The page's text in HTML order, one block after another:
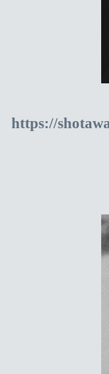
https://